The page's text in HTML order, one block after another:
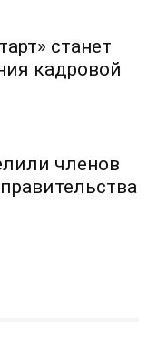
станет
кадровой
членов